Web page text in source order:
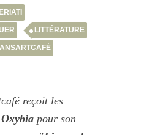
LITTÉRATURE
reçoit les
pour son